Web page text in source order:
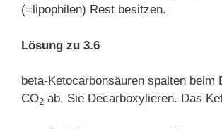
(=lipophilen) Rest besitzen.
Lösung zu 3.6
beta-Ketocarbonsäuren spalten beim
CO2 ab. Sie Decarboxylieren. Das